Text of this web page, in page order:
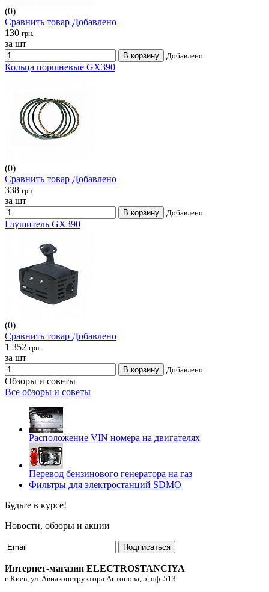
(0)
Сравнить товар Добавлено
130 грн.
за шт
В корзину Добавлено
Кольца поршневые GX390
(0)
Сравнить товар Добавлено
338 грн.
за шт
В корзину Добавлено
Глушитель GX390
(0)
Сравнить товар Добавлено
1 352 грн.
за шт
В корзину Добавлено
Обзоры и советы
Все обзоры и советы
Расположение VIN номера на двигателях
Перевод бензинового генератора на газ
Фильтры для электростанций SDMO
Будьте в курсе!
Новости, обзоры и акции
Подписаться
Интернет-магазин ELECTROSTANCIYA
г. Киев, ул. Авиаконструктора Антонова, 5, оф. 513